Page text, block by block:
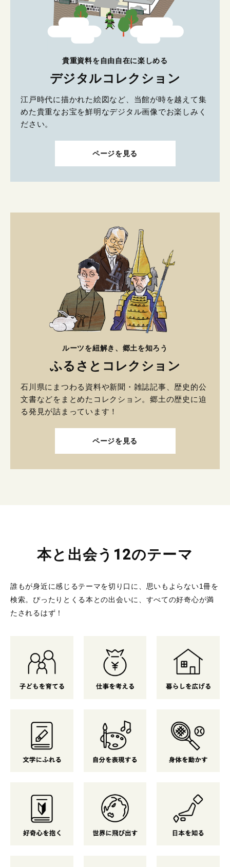
貴重資料を自由自在に楽しめる
デジタルコレクション
江戸時代に描かれた絵図など、当館が時を越えて集
めた貴重なお宝を鮮明なデジタル画像でお楽しみく
ださい。
ページを見る
ルーツを紐解き、郷土を知ろう
ふるさとコレクション
石川県にまつわる資料や新聞・雑誌記事、歴史的公
文書などをまとめたコレクション。郷土の歴史に迫
る発見が詰まっています！
ページを見る
本と出会う12のテーマ
誰もが身近に感じるテーマを切り口に、思いもよらない1冊を
検索。 ぴったりとくる本との出会いに、すべての好奇心が満
たされるはず！